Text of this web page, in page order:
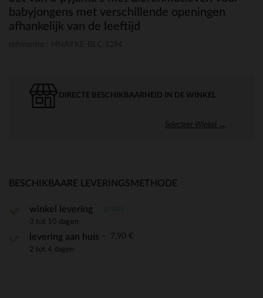
babyjongens met verschillende openingen
afhankelijk van de leeftijd
DIRECTE BESCHIKBAARHEID IN DE WINKEL
Selecteer Winkel →
BESCHIKBAARE LEVERINGSMETHODE
winkel levering
3 tot 10 dagen
levering aan huis 7,90 €
2 tot 4 dagen